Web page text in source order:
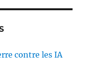
contre les IA